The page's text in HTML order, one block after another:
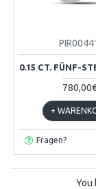
0.15 CT. FÜNF-
+
Fragen?
You